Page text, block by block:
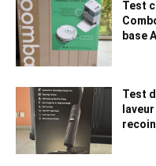
Test
base
Test